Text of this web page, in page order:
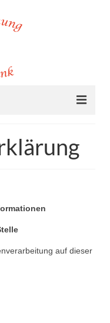
auf dieser